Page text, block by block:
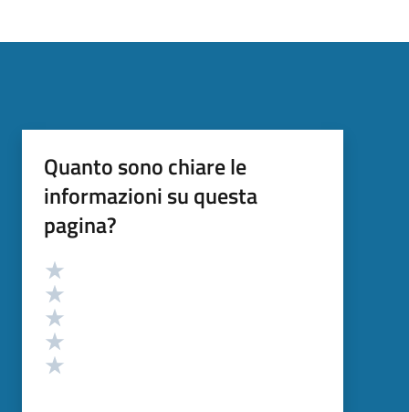
Quanto sono chiare le
informazioni su questa
pagina?
Valutazione